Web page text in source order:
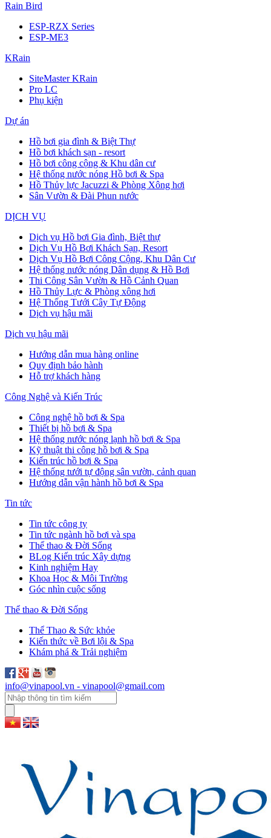
Rain Bird
ESP-RZX Series
ESP-ME3
KRain
SiteMaster KRain
Pro LC
Phụ kiện
Dự án
Hồ bơi gia đình & Biệt Thự
Hồ bơi khách sạn - resort
Hồ bơi công cộng & Khu dân cư
Hệ thống nước nóng Hồ bơi & Spa
Hồ Thủy lực Jacuzzi & Phòng Xông hơi
Sân Vườn & Đài Phun nước
DỊCH VỤ
Dịch vụ Hồ bơi Gia đình, Biệt thự
Dịch Vụ Hồ Bơi Khách Sạn, Resort
Dịch Vụ Hồ Bơi Công Cộng, Khu Dân Cư
Hệ thống nước nóng Dân dụng & Hồ Bơi
Thi Công Sân Vườn & Hồ Cảnh Quan
Hồ Thủy Lực & Phòng xông hơi
Hệ Thống Tưới Cây Tự Động
Dịch vụ hậu mãi
Dịch vụ hậu mãi
Hướng dẫn mua hàng online
Quy định bảo hành
Hỗ trợ khách hàng
Công Nghệ và Kiến Trúc
Công nghệ hồ bơi & Spa
Thiết bị hồ bơi & Spa
Hệ thống nước nóng lạnh hồ bơi & Spa
Kỹ thuật thi công hồ bơi & Spa
Kiến trúc hồ bơi & Spa
Hệ thống tưới tự động sân vườn, cảnh quan
Hướng dẫn vận hành hồ bơi & Spa
Tin tức
Tin tức công ty
Tin tức ngành hồ bơi và spa
Thể thao & Đời Sống
BLog Kiến trúc Xây dựng
Kinh nghiệm Hay
Khoa Học & Môi Trường
Góc nhìn cuộc sống
Thể thao & Đời Sống
Thể Thao & Sức khỏe
Kiến thức về Bơi lội & Spa
Khám phá & Trải nghiệm
info@vinapool.vn - vinapool@gmail.com